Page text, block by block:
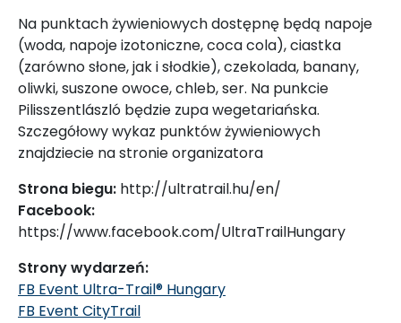
Na punktach żywieniowych dostępnę będą napoje
(woda, napoje izotoniczne, coca cola), ciastka
(zarówno słone, jak i słodkie), czekolada, banany,
oliwki, suszone owoce, chleb, ser. Na punkcie
Pilisszentlászló będzie zupa wegetariańska.
Szczegółowy wykaz punktów żywieniowych
znajdziecie na stronie organizatora
Strona biegu: http://ultratrail.hu/en/
Facebook:
https://www.facebook.com/UltraTrailHungary
Strony wydarzeń:
FB Event Ultra-Trail® Hungary
FB Event CityTrail